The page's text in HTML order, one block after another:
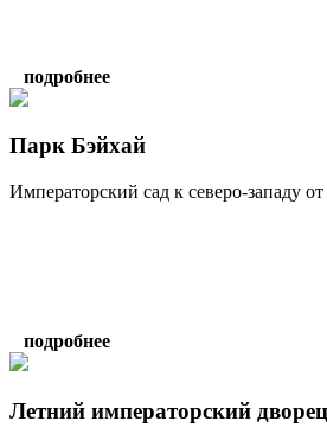
подробнее
Парк Бэйхай
Императорский сад к северо-западу
подробнее
Летний императорский дворец